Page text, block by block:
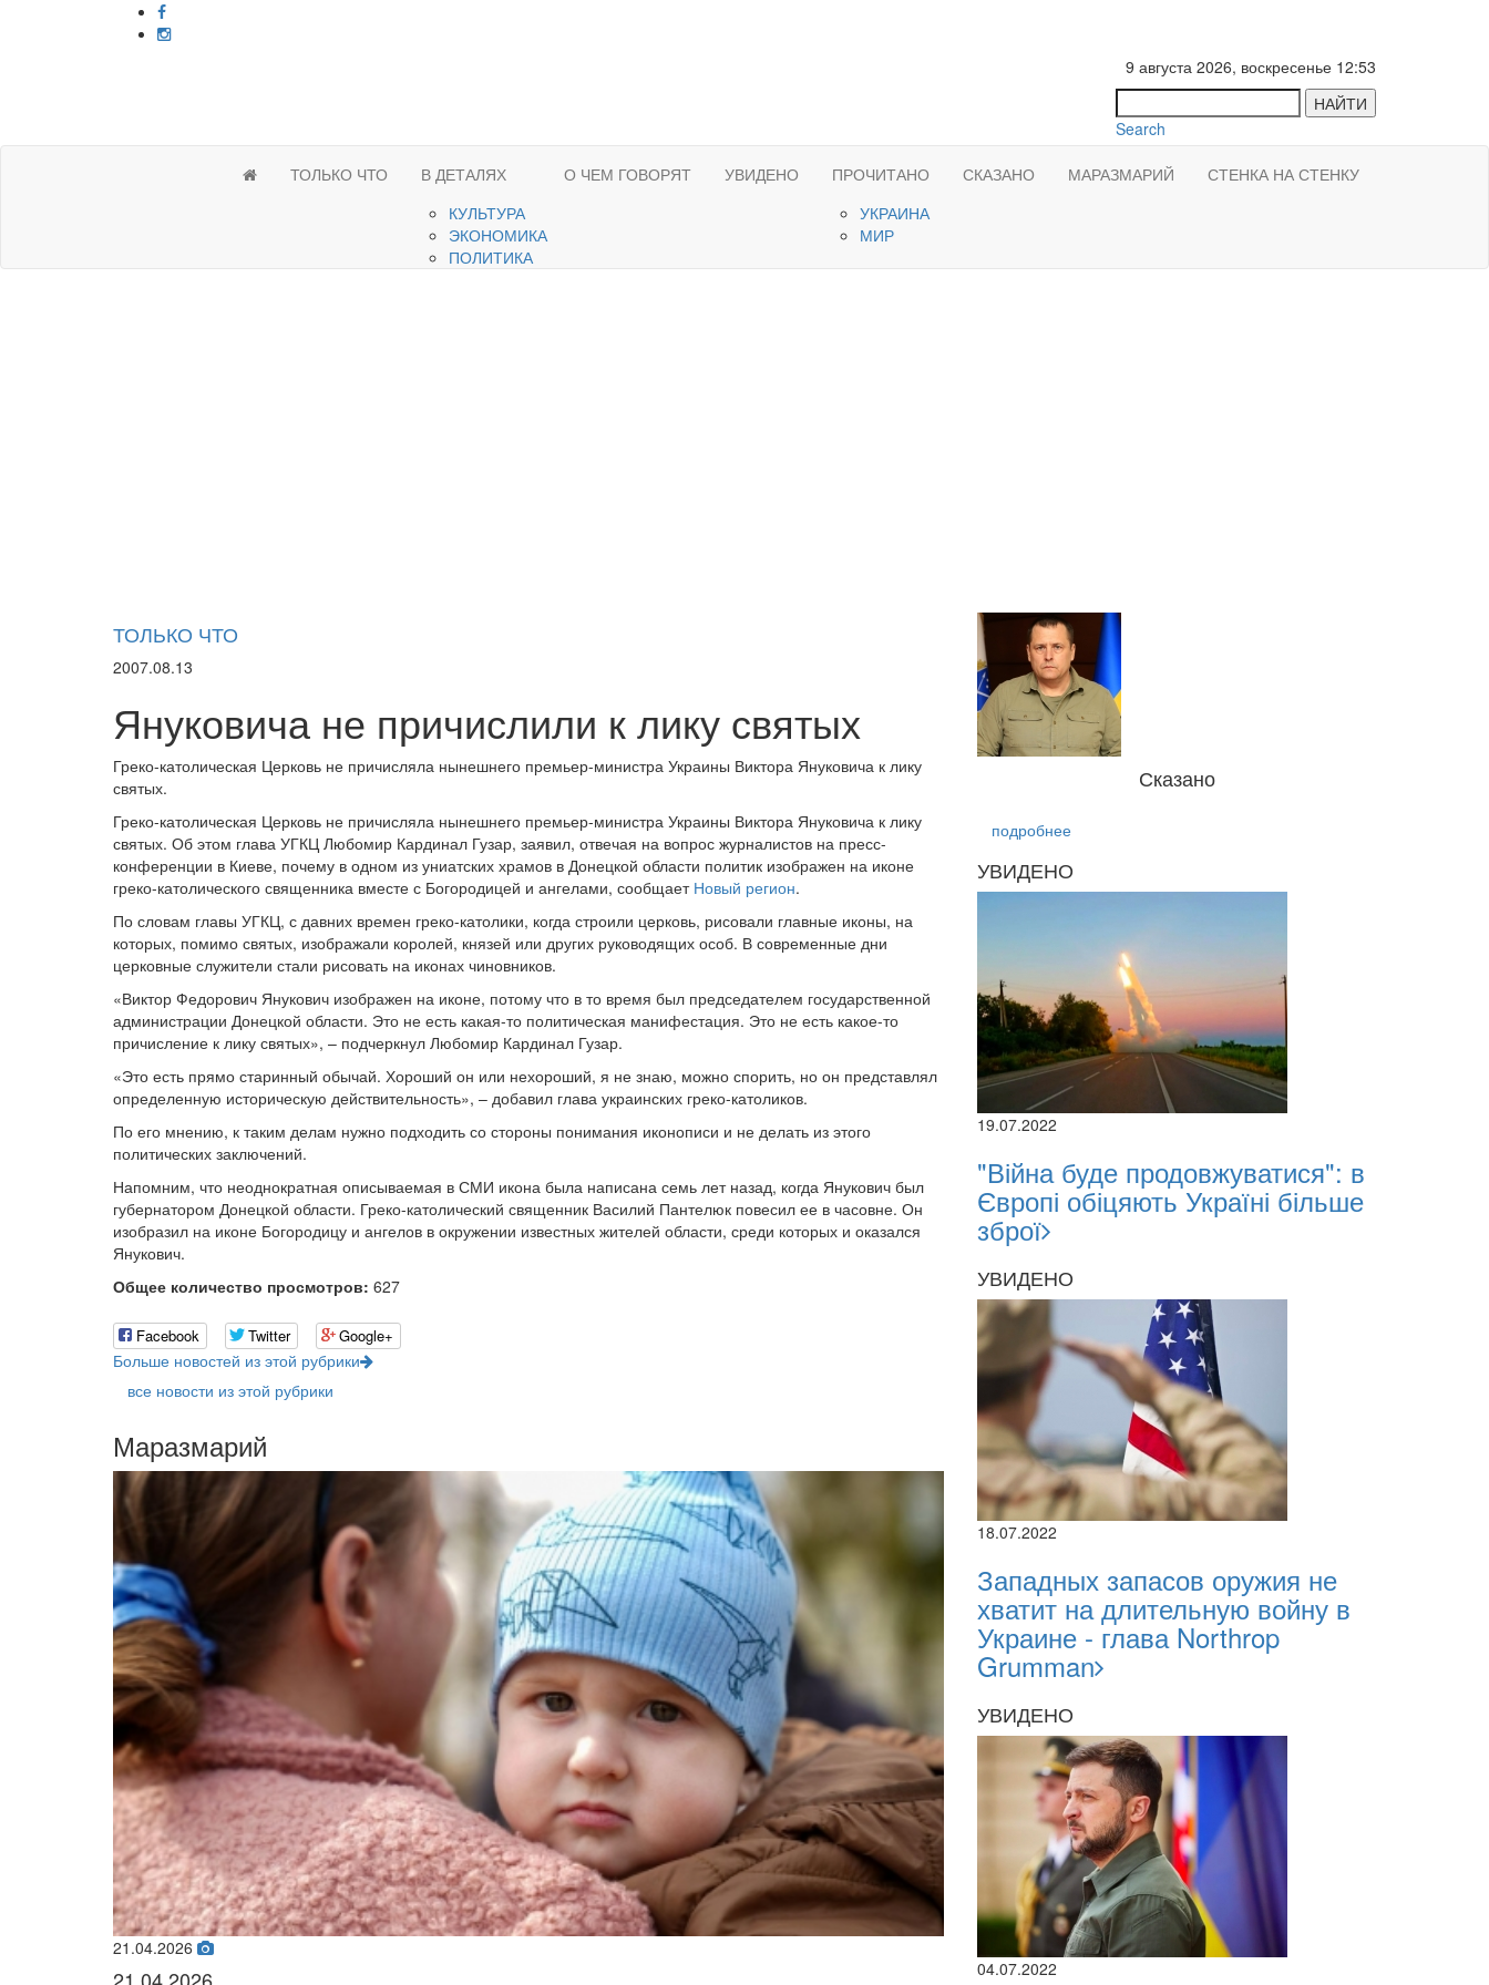
9 августа 2026, воскресенье 12:53
НАЙТИ
Search
ТОЛЬКО ЧТО
В ДЕТАЛЯХ
КУЛЬТУРА
ЭКОНОМИКА
ПОЛИТИКА
О ЧЕМ ГОВОРЯТ УВИДЕНО
ПРОЧИТАНО
УКРАИНА
МИР
СКАЗАНО МАРАЗМАРИЙ СТЕНКА НА СТЕНКУ
ТОЛЬКО ЧТО
2007.08.13
Януковича не причислили к лику святых
Греко-католическая Церковь не причисляла нынешнего премьер-министра Украины Виктора Януковича к лику
святых.
Греко-католическая Церковь не причисляла нынешнего премьер-министра Украины Виктора Януковича к лику
святых. Об этом глава УГКЦ Любомир Кардинал Гузар, заявил, отвечая на вопрос журналистов на пресс-
конференции в Киеве, почему в одном из униатских храмов в Донецкой области политик изображен на иконе
греко-католического священника вместе с Богородицей и ангелами, сообщает Новый регион.
По словам главы УГКЦ, с давних времен греко-католики, когда строили церковь, рисовали главные иконы, на
которых, помимо святых, изображали королей, князей или других руководящих особ. В современные дни
церковные служители стали рисовать на иконах чиновников.
«Виктор Федорович Янукович изображен на иконе, потому что в то время был председателем государственной
администрации Донецкой области. Это не есть какая-то политическая манифестация. Это не есть какое-то
причисление к лику святых», – подчеркнул Любомир Кардинал Гузар.
«Это есть прямо старинный обычай. Хороший он или нехороший, я не знаю, можно спорить, но он представлял
определенную историческую действительность», – добавил глава украинских греко-католиков.
По его мнению, к таким делам нужно подходить со стороны понимания иконописи и не делать из этого
политических заключений.
Напомним, что неоднократная описываемая в СМИ икона была написана семь лет назад, когда Янукович был
губернатором Донецкой области. Греко-католический священник Василий Пантелюк повесил ее в часовне. Он
изобразил на иконе Богородицу и ангелов в окружении известных жителей области, среди которых и оказался
Янукович.
Общее количество просмотров: 627
Facebook Twitter Google+
Больше новостей из этой рубрики
все новости из этой рубрики
Маразмарий
21.04.2026 02.02.2026
Сказано
подробнее
УВИДЕНО
19.07.2022
"Війна буде продовжуватися": в
Європі обіцяють Україні більше
зброї
УВИДЕНО
18.07.2022
Западных запасов оружия не
хватит на длительную войну в
Украине - глава Northrop
Grumman
УВИДЕНО
04.07.2022